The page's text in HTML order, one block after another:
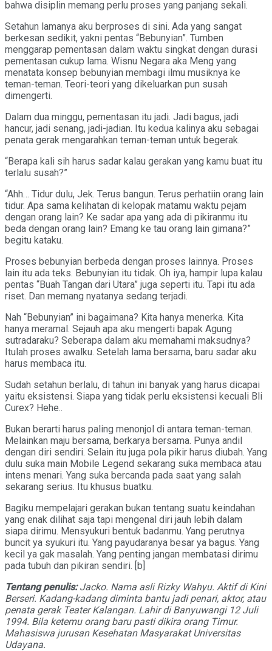
bahwa disiplin memang perlu proses yang panjang sekali.
Setahun lamanya aku berproses di sini. Ada yang sangat
berkesan sedikit, yakni pentas “Bebunyian”. Tumben
menggarap pementasan dalam waktu singkat dengan durasi
pementasan cukup lama. Wisnu Negara aka Meng yang
menatata konsep bebunyian membagi ilmu musiknya ke
teman-teman. Teori-teori yang dikeluarkan pun susah
dimengerti.
Dalam dua minggu, pementasan itu jadi. Jadi bagus, jadi
hancur, jadi senang, jadi-jadian. Itu kedua kalinya aku sebagai
penata gerak mengarahkan teman-teman untuk begerak.
“Berapa kali sih harus sadar kalau gerakan yang kamu buat itu
terlalu susah?”
“Ahh… Tidur dulu, Jek. Terus bangun. Terus perhatiin orang lain
tidur. Apa sama kelihatan di kelopak matamu waktu pejam
dengan orang lain? Ke sadar apa yang ada di pikiranmu itu
beda dengan orang lain? Emang ke tau orang lain gimana?”
begitu kataku.
Proses bebunyian berbeda dengan proses lainnya. Proses
lain itu ada teks. Bebunyian itu tidak. Oh iya, hampir lupa kalau
pentas “Buah Tangan dari Utara” juga seperti itu. Tapi itu ada
riset. Dan memang nyatanya sedang terjadi.
Nah “Bebunyian” ini bagaimana? Kita hanya menerka. Kita
hanya meramal. Sejauh apa aku mengerti bapak Agung
sutradaraku? Seberapa dalam aku memahami maksudnya?
Itulah proses awalku. Setelah lama bersama, baru sadar aku
harus membaca itu.
Sudah setahun berlalu, di tahun ini banyak yang harus dicapai
yaitu eksistensi. Siapa yang tidak perlu eksistensi kecuali Bli
Curex? Hehe..
Bukan berarti harus paling menonjol di antara teman-teman.
Melainkan maju bersama, berkarya bersama. Punya andil
dengan diri sendiri. Selain itu juga pola pikir harus diubah. Yang
dulu suka main Mobile Legend sekarang suka membaca atau
intens menari. Yang suka bercanda pada saat yang salah
sekarang serius. Itu khusus buatku.
Bagiku mempelajari gerakan bukan tentang suatu keindahan
yang enak dilihat saja tapi mengenal diri jauh lebih dalam
siapa dirimu. Mensyukuri bentuk badanmu. Yang perutnya
buncit ya syukuri itu. Yang payudaranya besar ya bagus. Yang
kecil ya gak masalah. Yang penting jangan membatasi dirimu
pada tubuh dan pikiran sendiri. [b]
Tentang penulis:Jacko. Nama asli Rizky Wahyu. Aktif di Kini
Berseri. Kadang-kadang diminta bantu jadi penari, aktor, atau
penata gerak Teater Kalangan. Lahir di Banyuwangi 12 Juli
1994. Bila ketemu orang baru pasti dikira orang Timur.
Mahasiswa jurusan Kesehatan Masyarakat Universitas
Udayana.